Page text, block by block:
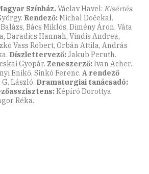
Színház.Václav Havel: Kísértés.
Rendező:Michal Dočekal.
Bács Miklós, Dimény Áron, Váta
Daradics Hannah, Vindis Andrea,
Vass Róbert, Orbán Attila, András
Díszlettervező:Jakub Peruth.
Gyopár. Zeneszerző:Ivan Acher.
Enikő, Sinkó Ferenc.A rendező
G. László. Dramaturgiai tanácsadó:
Képíró Dorottya.
Réka.